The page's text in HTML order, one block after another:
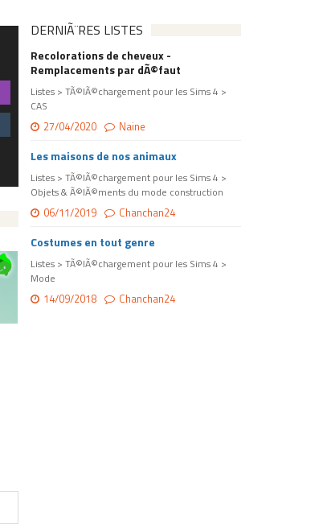
DERNIÃ¨RES LISTES
Recolorations de cheveux -
Remplacements par dÃ©faut
Listes > TÃ©lÃ©chargement pour les Sims 4 >
CAS
27/04/2020 Naine
Les maisons de nos animaux
Listes > TÃ©lÃ©chargement pour les Sims 4 >
Objets & Ã©lÃ©ments du mode construction
06/11/2019 Chanchan24
Costumes en tout genre
Listes > TÃ©lÃ©chargement pour les Sims 4 >
Mode
14/09/2018 Chanchan24